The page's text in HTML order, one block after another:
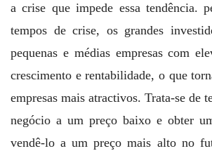
a crise que impede essa tendência.
tempos de crise, os grandes
pequenas e médias empresas com
crescimento e rentabilidade, o que
empresas mais atractivos. Trata-se de
negócio a um preço baixo e obter
vendê-lo a um preço mais alto no